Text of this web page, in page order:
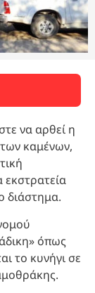
να αρθεί η
καμένων,
διάστημα.
όπως
το κυνήγι σε